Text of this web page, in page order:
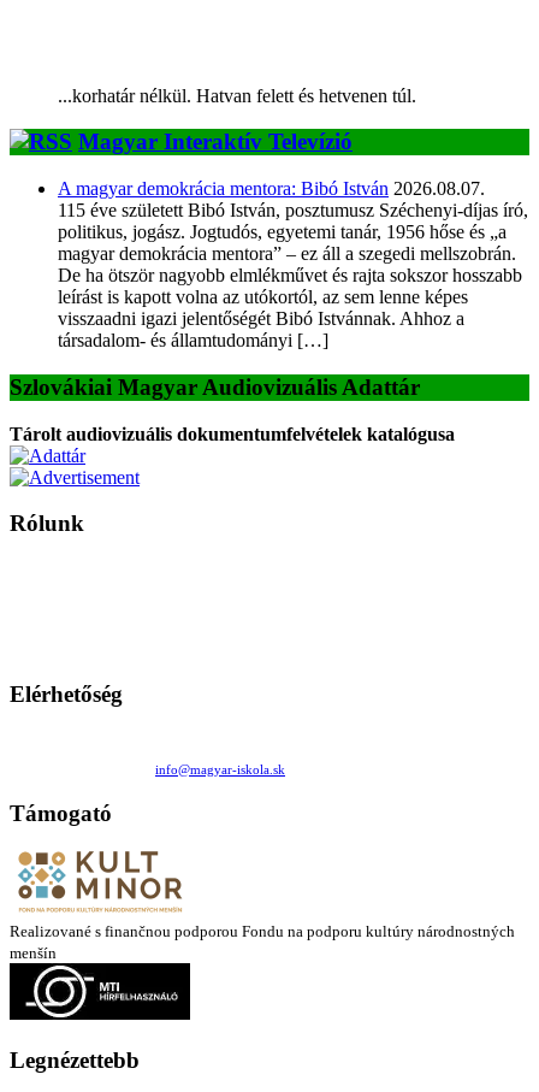
...korhatár nélkül. Hatvan felett és hetvenen túl.
Magyar Interaktív Televízió
A magyar demokrácia mentora: Bibó István 2026.08.07.
115 éve született Bibó István, posztumusz Széchenyi-díjas író,
politikus, jogász. Jogtudós, egyetemi tanár, 1956 hőse és „a
magyar demokrácia mentora” – ez áll a szegedi mellszobrán.
De ha ötször nagyobb elmlékművet és rajta sokszor hosszabb
leírást is kapott volna az utókortól, az sem lenne képes
visszaadni igazi jelentőségét Bibó Istvánnak. Ahhoz a
társadalom- és államtudományi […]
Szlovákiai Magyar Audiovizuális Adattár
Tárolt audiovizuális dokumentumfelvételek katalógusa
Rólunk
Elérhetőség
info@magyar-iskola.sk
Támogató
Realizované s finančnou podporou Fondu na podporu kultúry národnostných
menšín
Legnézettebb